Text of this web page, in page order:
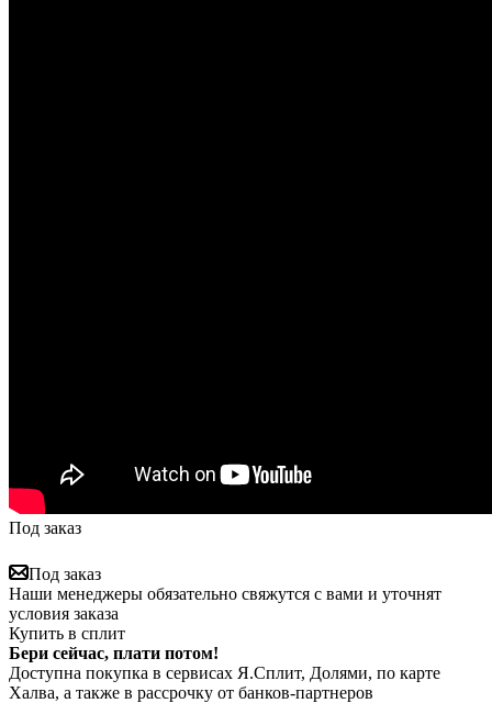
Под заказ
Под заказ
Наши менеджеры обязательно свяжутся с вами и уточнят
условия заказа
Купить в сплит
Бери сейчас, плати потом!
Доступна покупка в сервисах Я.Сплит, Долями, по карте
Халва, а также в рассрочку от банков-партнеров